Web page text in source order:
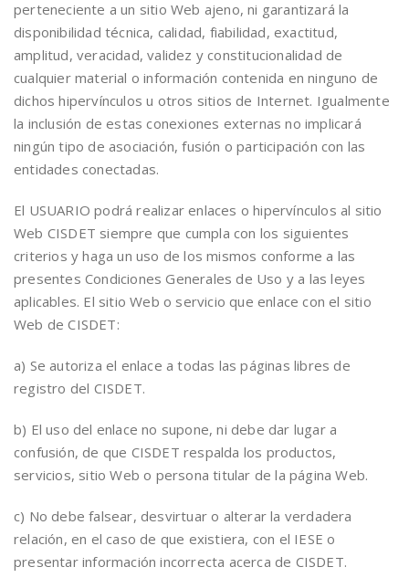
perteneciente a un sitio Web ajeno, ni garantizará la
disponibilidad técnica, calidad, fiabilidad, exactitud,
amplitud, veracidad, validez y constitucionalidad de
cualquier material o información contenida en ninguno de
dichos hipervínculos u otros sitios de Internet. Igualmente
la inclusión de estas conexiones externas no implicará
ningún tipo de asociación, fusión o participación con las
entidades conectadas.
El USUARIO podrá realizar enlaces o hipervínculos al sitio
Web CISDET siempre que cumpla con los siguientes
criterios y haga un uso de los mismos conforme a las
presentes Condiciones Generales de Uso y a las leyes
aplicables. El sitio Web o servicio que enlace con el sitio
Web de CISDET:
a) Se autoriza el enlace a todas las páginas libres de
registro del CISDET.
b) El uso del enlace no supone, ni debe dar lugar a
confusión, de que CISDET respalda los productos,
servicios, sitio Web o persona titular de la página Web.
c) No debe falsear, desvirtuar o alterar la verdadera
relación, en el caso de que existiera, con el IESE o
presentar información incorrecta acerca de CISDET.